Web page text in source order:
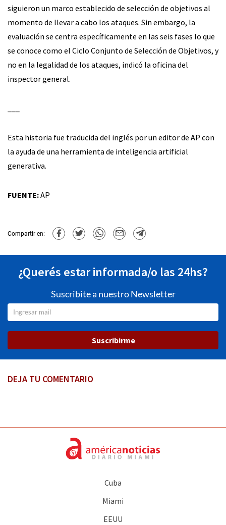
siguieron un marco establecido de selección de objetivos al
momento de llevar a cabo los ataques. Sin embargo, la
evaluación se centra específicamente en las seis fases lo que
se conoce como el Ciclo Conjunto de Selección de Objetivos, y
no en la legalidad de los ataques, indicó la oficina del
inspector general.
Esta historia fue traducida del inglés por un editor de AP con
la ayuda de una herramienta de inteligencia artificial
generativa.
FUENTE:AP
Compartir en:
¿Querés estar informada/o las 24hs?
Suscribite a nuestro Newsletter
Suscribirme
DEJA TU COMENTARIO
Cuba
Miami
EEUU